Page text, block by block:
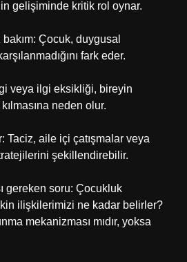
gelişiminde kritik rol oynar.
Çocuk, duygusal
fark eder.
veya ilgi eksikliği, bireyin
kılmasına neden olur.
Taciz, aile içi çatışmalar veya
şekillendirebilir.
gereken soru: Çocukluk
ilişkilerimizi ne kadar belirler?
mekanizması mıdır, yoksa